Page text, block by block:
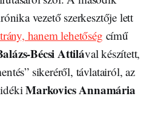
vezető szerkesztője lett
hanem lehetőség című
Bécsi Attilával készített,
sikeréről, távlatairól, az
Markovics Annamária